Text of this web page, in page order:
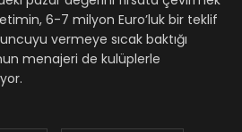
6-7 milyon Euro’luk bir teklif
vermeye sıcak baktığı
menajeri de kulüplerle